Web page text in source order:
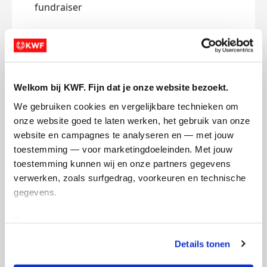
Welkom bij KWF. Fijn dat je onze website bezoekt.
We gebruiken cookies en vergelijkbare technieken om
onze website goed te laten werken, het gebruik van onze
website en campagnes te analyseren en — met jouw
toestemming — voor marketingdoeleinden. Met jouw
toestemming kunnen wij en onze partners gegevens
verwerken, zoals surfgedrag, voorkeuren en technische
gegevens.
tonen. Je kunt je toestemming op elk moment wijzigen of
intrekken via Cookie instellingen onderaan de pagina. De
Details tonen
fundraiser
Company Donation
First Name *
Prefix Last Name *
Email Address *